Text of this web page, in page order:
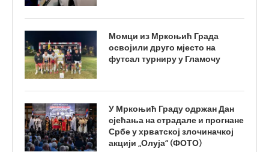
Момци из Мркоњић Града
освојили друго мјесто на
футсал турниру у Гламочу
У Мркоњић Граду одржан Дан
сјећања на страдале и прогнане
Србе у хрватској злочиначкој
акцији „Олуја“ (ФОТО)